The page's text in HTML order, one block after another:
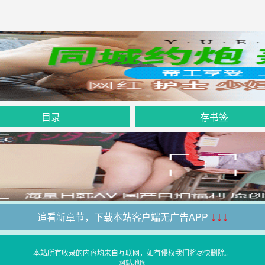
目录 存书签
追看新章节，下载本站客户端无广告APP ↓↓↓
本站所有收录的内容均来自互联网，如有侵权我们将尽快删除。
网站地图